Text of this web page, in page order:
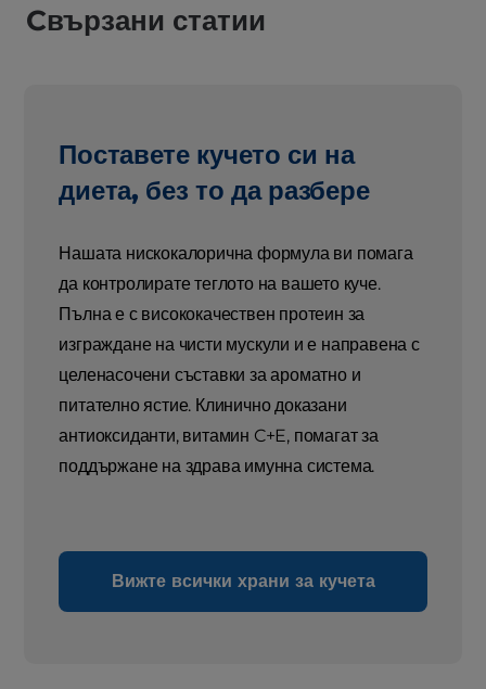
Cвързани статии
Поставете кучето си на
диета, без то да разбере
Нашата нискокалорична формула ви помага
да контролирате теглото на вашето куче.
Пълна е с висококачествен протеин за
изграждане на чисти мускули и е направена с
целенасочени съставки за ароматно и
питателно ястие. Клинично доказани
антиоксиданти, витамин C+E, помагат за
поддържане на здрава имунна система.
Вижте всички храни за кучета